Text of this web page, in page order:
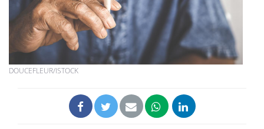
DOUCEFLEUR/ISTOCK